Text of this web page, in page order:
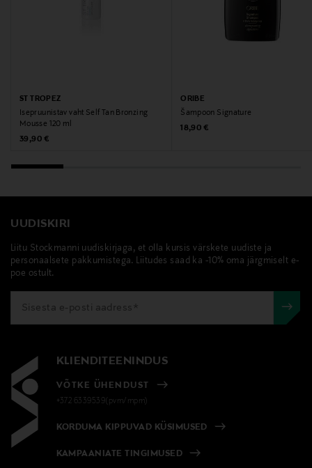
ST TROPEZ
Isepruunistav vaht Self Tan Bronzing
Mousse 120 ml
Original Price
39,90 €
ORIBE
Šampoon Signature
Original Price
18,90 €
UUDISKIRI
Liitu Stockmanni uudiskirjaga, et olla kursis värskete uudiste ja
personaalsete pakkumistega. Liitudes saad ka -10% oma järgmiselt e-
poe ostult.
KLIENDITEENINDUS
VÕTKE ÜHENDUST
+372 6339539(pvm/mpm)
KORDUMA KIPPUVAD KÜSIMUSED
KAMPAANIATE TINGIMUSED